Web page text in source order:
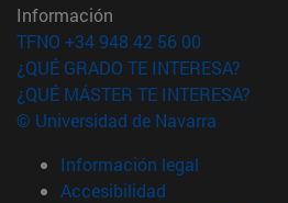
Información
TFNO +34 948 42 56 00
¿QUÉ GRADO TE INTERESA?
¿QUÉ MÁSTER TE INTERESA?
© Universidad de Navarra
Información legal
Accesibilidad